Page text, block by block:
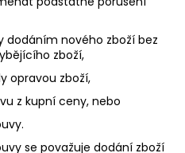
dodáním nového zboží bez
zboží,
opravou zboží,
z kupní ceny, nebo
se považuje dodání zboží